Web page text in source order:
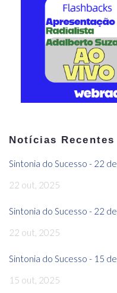
Notícias Recentes
Sintonia do Sucesso - 22
22 out, 2025
Sintonia do Sucesso - 22
22 out, 2025
Sintonia do Sucesso - 15
15 out, 2025